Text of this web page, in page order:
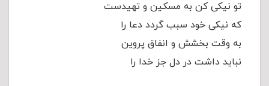
تو نیکى کن به مسکین و تهیدست‌
که نیکى خود سبب گردد دعا را
به وقت بخشش و انفاق پروین‌
نباید داشت در دل جز خدا را